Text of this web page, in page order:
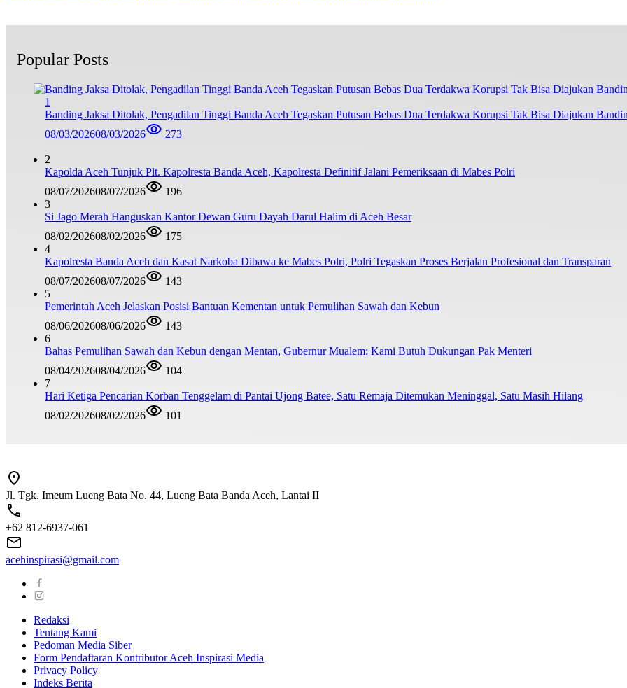
Popular Posts
1
Banding Jaksa Ditolak, Pengadilan Tinggi Banda Aceh Tegaskan Putusan Bebas Dua Terdakwa Korupsi Tak Bisa Diajukan
08/03/202608/03/2026 273
2
Kapolda Aceh Tunjuk Plt. Kapolresta Banda Aceh, Kapolresta Definitif Jalani Pemeriksaan di Mabes Polri
08/07/202608/07/2026
196
3
Si Jago Merah Hanguskan Kantor Dewan Guru Dayah Darul Halim di Aceh Besar
08/02/202608/02/2026
175
4
Kapolresta Banda Aceh dan Kasat Narkoba Dibawa ke Mabes Polri, Polri Tegaskan Proses Berjalan Profesional dan Transparan
08/07/202608/07/2026
143
5
Pemerintah Aceh Jelaskan Posisi Bantuan Kementan untuk Pemulihan Sawah dan Kebun
08/06/202608/06/2026
143
6
Bahas Pemulihan Sawah dan Kebun dengan Mentan, Gubernur Mualem: Kami Butuh Dukungan Pak Menteri
08/04/202608/04/2026
104
7
Hari Ketiga Pencarian Korban Tenggelam di Pantai Ujong Batee, Satu Remaja Ditemukan Meninggal, Satu Masih Hilang
08/02/202608/02/2026 101
Jl. Tgk. Imeum Lueng Bata No. 44, Lueng Bata Banda Aceh, Lantai II
+62 812-6937-061
acehinspirasi@gmail.com
Redaksi
Tentang Kami
Pedoman Media Siber
Form Pendaftaran Kontributor Aceh Inspirasi Media
Privacy Policy
Indeks Berita